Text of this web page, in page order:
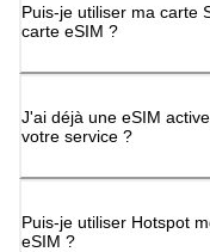
Puis-je utiliser ma carte
carte eSIM ?
J'ai déjà une eSIM
votre service ?
Puis-je utiliser Hotspot
eSIM ?